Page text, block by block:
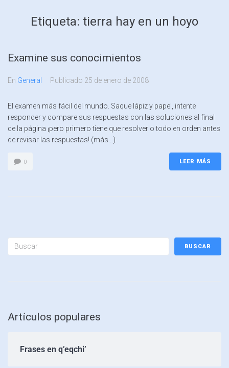
Etiqueta: tierra hay en un hoyo
Examine sus conocimientos
En General Publicado 25 de enero de 2008
El examen más fácil del mundo. Saque lápiz y papel, intente
responder y compare sus respuestas con las soluciones al final
de la página ¡pero primero tiene que resolverlo todo en orden antes
de revisar las respuestas! (más…)
0 LEER MÁS
BUSCAR
Artículos populares
Frases en q’eqchi’